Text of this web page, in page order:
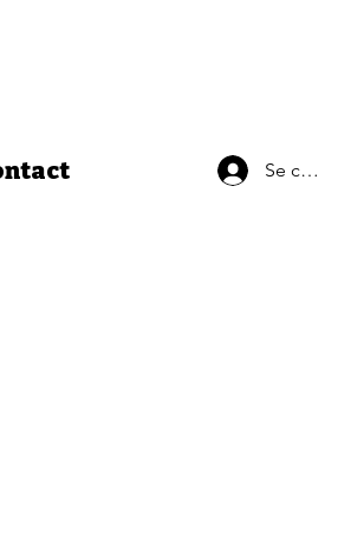
Se